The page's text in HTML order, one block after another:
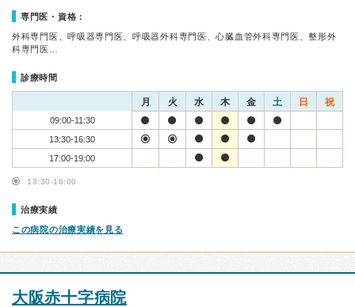
専門医・資格：
外科専門医、呼吸器専門医、呼吸器外科専門医、心臓血管外科専門医、整形外
科専門医…
診療時間
月 火 水 木 金 土 日 祝
09:00-11:30
13:30-16:30
17:00-19:00
13:30-16:00
治療実績
この病院の治療実績を見る
大阪赤十字病院